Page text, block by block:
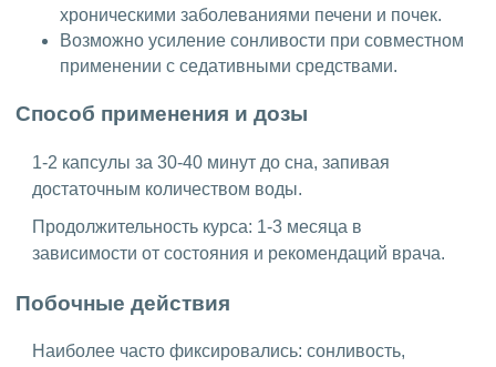
хроническими заболеваниями печени и почек.
Возможно усиление сонливости при совместном
применении с седативными средствами.
Способ применения и дозы
1-2 капсулы за 30-40 минут до сна, запивая
достаточным количеством воды.
Продолжительность курса: 1-3 месяца в
зависимости от состояния и рекомендаций врача.
Побочные действия
Наиболее часто фиксировались: сонливость,